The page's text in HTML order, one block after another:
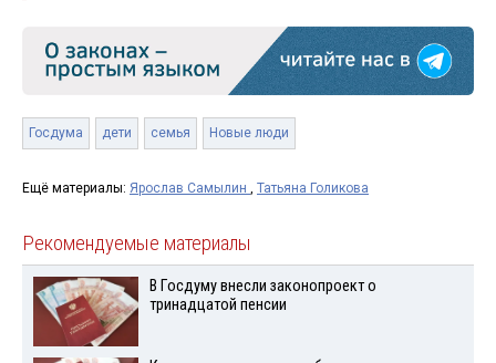
Госдума дети семья Новые люди
Ещё материалы: Ярослав Самылин , Татьяна Голикова
Рекомендуемые материалы
В Госдуму внесли законопроект о
тринадцатой пенсии